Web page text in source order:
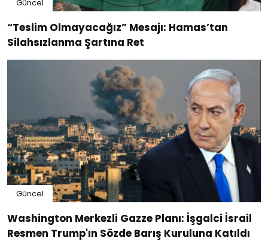
Güncel
“Teslim Olmayacağız” Mesajı: Hamas’tan
Silahsızlanma Şartına Ret
Güncel
Washington Merkezli Gazze Planı: İşgalci İsrail
Resmen Trump'ın Sözde Barış Kuruluna Katıldı